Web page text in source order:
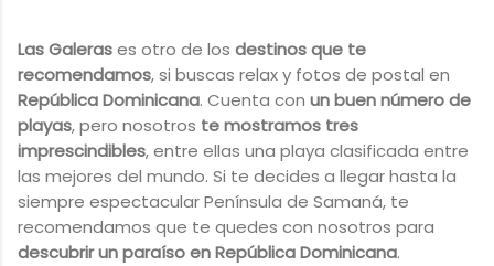
Las Galerases otro de los destinos que te
recomendamos, si buscas relax y fotos de postal en
República Dominicana. Cuenta con un buen número de
playas, pero nosotros te mostramos tres
imprescindibles, entre ellas una playa clasificada entre
las mejores del mundo. Si te decides a llegar hasta la
siempre espectacular Península de Samaná, te
recomendamos que te quedes con nosotros para
descubrir un paraíso en República Dominicana.